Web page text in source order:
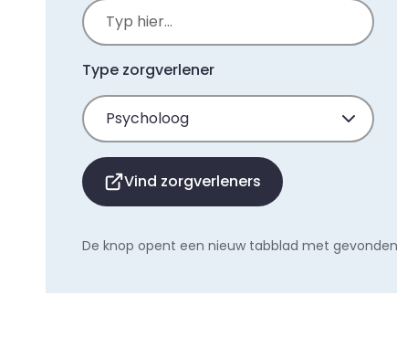
Type zorgverlener
Vind zorgverleners
De knop opent een nieuw tabblad met